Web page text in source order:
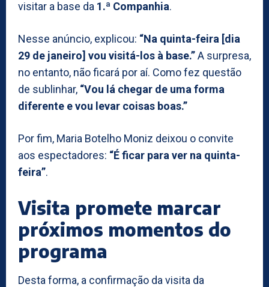
visitar a base da 1.ª Companhia.
Nesse anúncio, explicou: “Na quinta-feira [dia
29 de janeiro] vou visitá-los à base.”A surpresa,
no entanto, não ficará por aí. Como fez questão
de sublinhar, “Vou lá chegar de uma forma
diferente e vou levar coisas boas.”
Por fim, Maria Botelho Moniz deixou o convite
aos espectadores: “É ficar para ver na quinta-
feira”.
Visita promete marcar
próximos momentos do
programa
Desta forma, a confirmação da visita da